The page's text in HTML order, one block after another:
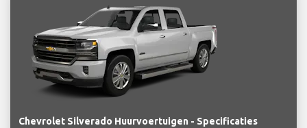
Chevrolet Silverado Huurvoertuigen - Specificaties